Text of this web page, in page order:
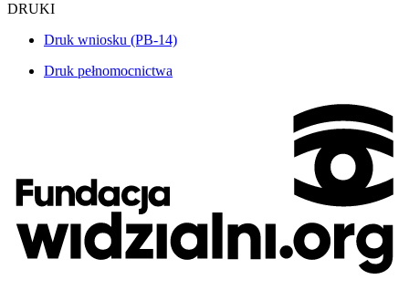
DRUKI
Druk wniosku (PB-14)
Druk pełnomocnictwa